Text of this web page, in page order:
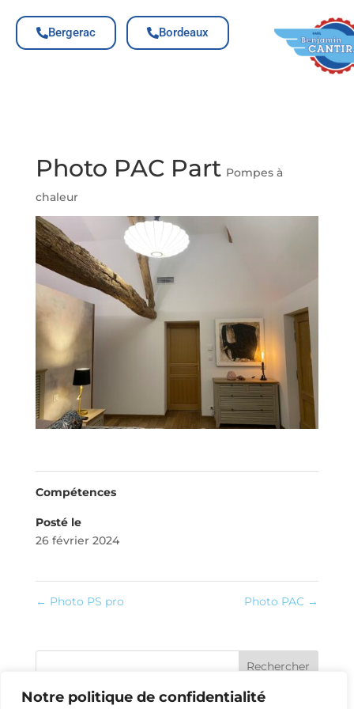
Notre politique de confidentialité
Bergerac Bordeaux
Photo PAC Part Pompes à
chaleur
Compétences
Posté le
26 février 2024
← Photo PS pro Photo PAC →
Rechercher